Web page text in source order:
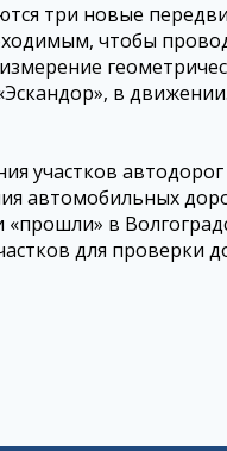
три новые
чтобы
в
участков
автомобильных
в
для